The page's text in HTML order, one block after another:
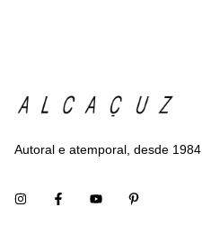
Autoral e atemporal, desde 1984.